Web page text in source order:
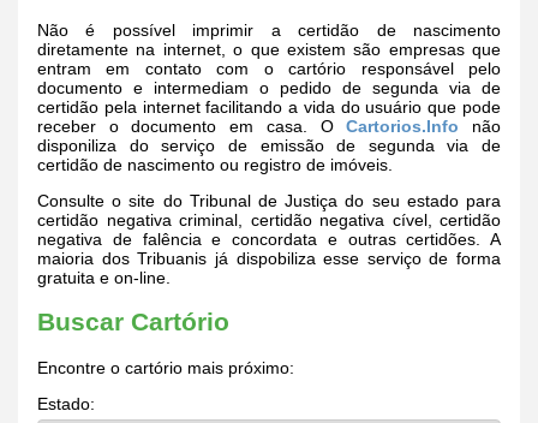
Não é possível imprimir a certidão de nascimento
diretamente na internet, o que existem são empresas que
entram em contato com o cartório responsável pelo
documento e intermediam o pedido de segunda via de
certidão pela internet facilitando a vida do usuário que pode
receber o documento em casa. OCartorios.Info não
disponiliza do serviço de emissão de segunda via de
certidão de nascimento ou registro de imóveis.
Consulte o site do Tribunal de Justiça do seu estado para
certidão negativa criminal, certidão negativa cível, certidão
negativa de falência e concordata e outras certidões. A
maioria dos Tribuanis já dispobiliza esse serviço de forma
gratuita e on-line.
Buscar Cartório
Encontre o cartório mais próximo:
Estado: